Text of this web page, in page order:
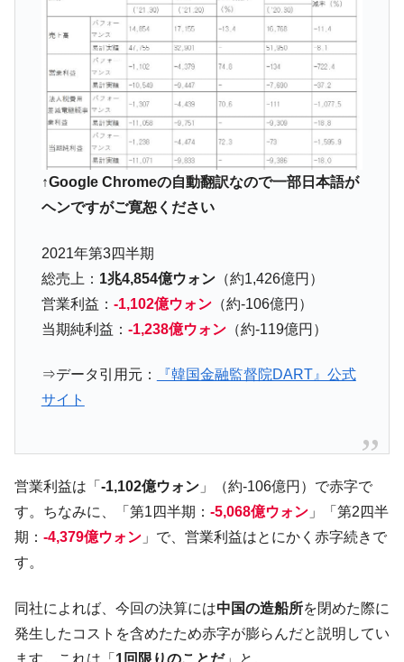
た ⇒ 国家が行った恐るべき株価操作であり、空前の国政壟
『Money1』
韓国･警察職員が「丸刈りになって抗議活
動」
『Money1』
中国だけが鉄鋼輸出を異常増加させる ⇒ 中
国の過剰生産が世界を蝕む。
『Money1』
韓国製造業「半導体絶好調」のウラで他業
種は全般的「不調」⇒ PSIが示す現況は決して良くない。
『Money1』
【米韓激突案件】韓国消費者院が『クーパ
『Money1』 韓国で猛暑。南東部では干ばつ
『Money1』
韓国型イージス搭載の次世代駆逐艦
「KDDX」1番艦、2032年竣工と公示
に韓国がいっちょがみしたのでは。
『Money1』
く空港に詰めかけ「出て行け！」「極右勢力」のプラカー
ドを掲げる「在韓反米勢力」
『Money1』
韓国政府「2035年までに18.4GW規模のAIデ
ータセンター整備」⇒ だから無理だってば。
ほぼ終わった」
『Money1』
韓国『国民年金公団』株価暴落で200兆蒸
発。
↑Google Chromeの自動翻訳なので一部日本語が
ヘンですがご寛恕ください
2021年第3四半期
総売上： 1兆4,854億ウォン（約1,426億円）
営業利益： -1,102億ウォン（約-106億円）
当期純利益： -1,238億ウォン（約-119億円）
⇒データ引用元：
『韓国金融監督院DART』公式
サイト
営業利益は「 -1,102億ウォン 」（約-106億円）で赤字で
す。ちなみに、「第1四半期： -5,068億ウォン 」「第2四半
期： -4,379億ウォン 」で、営業利益はとにかく赤字続きで
す。
同社によれば、今回の決算には中国の造船所を閉めた際に
発生したコストを含めたため赤字が膨らんだと説明してい
ます。これは「 1回限りのことだ」と。